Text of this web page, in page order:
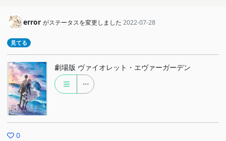
error がステータスを変更しました 2022-07-28
見てる
劇場版 ヴァイオレット・エヴァーガーデン
0